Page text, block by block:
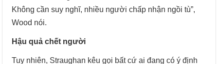
Không cần suy nghĩ, nhiều người chấp nhận ngồi tù”,
Wood nói.
Hậu quả chết người
Tuy nhiên, Straughan kêu gọi bất cứ ai đang có ý định